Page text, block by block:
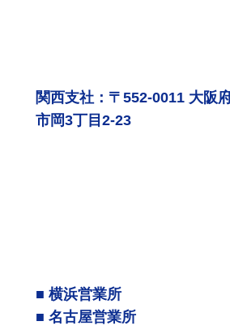
関西支社：〒552-0011 大阪
市岡3丁目2-23
■ 横浜営業所
■ 名古屋営業所